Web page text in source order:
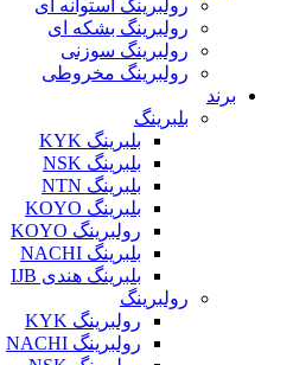
رولبرینگ استوانه ای
رولبرینگ بشکه ای
رولبرینگ سوزنی
رولبرینگ مخروطی
برند
بلبرینگ
بلبرینگ KYK
بلبرینگ NSK
بلبرینگ NTN
بلبرینگ KOYO
رولبرینگ KOYO
بلبرینگ NACHI
بلبرینگ هندی IJB
رولبرینگ
رولبرینگ KYK
رولبرینگ NACHI